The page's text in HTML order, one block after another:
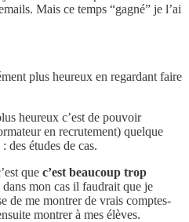
Mais ce temps “gagné” je l’ai
plus heureux en regardant faire
heureux c’est de pouvoir
en recrutement) quelque
des études de cas.
que c’est beaucoup trop
dans mon cas il faudrait que je
de me montrer de vrais comptes-
montrer à mes élèves.